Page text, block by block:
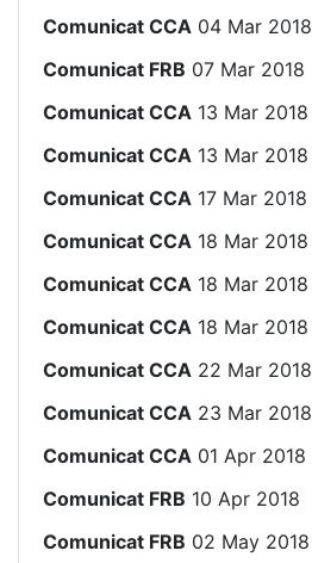
Comunicat CCA 04 Mar 2018
Comunicat FRB 07 Mar 2018
Comunicat CCA 13 Mar 2018
Comunicat CCA 13 Mar 2018
Comunicat CCA 17 Mar 2018
Comunicat CCA 18 Mar 2018
Comunicat CCA 18 Mar 2018
Comunicat CCA 18 Mar 2018
Comunicat CCA 22 Mar 2018
Comunicat CCA 23 Mar 2018
Comunicat CCA 01 Apr 2018
Comunicat FRB 10 Apr 2018
Comunicat FRB 02 May 2018